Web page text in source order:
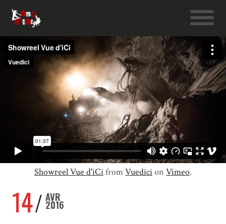
Showreel Vue d'iCifromVuedicion Vimeo.
14 AVR
2016